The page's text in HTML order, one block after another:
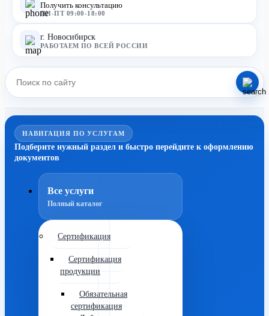
Получить консультацию
ПН-ПТ 09:00-18:00
г. Новосибирск
РАБОТАЕМ ПО ВСЕЙ РОССИИ
НАВИГАЦИЯ ПО УСЛУГАМ
Подберите нужный раздел и быстро перейдите к оформлению
документов
Все услуги
Полный каталог
Сертификация
Сертификация
продукции
Обязательная
сертификация